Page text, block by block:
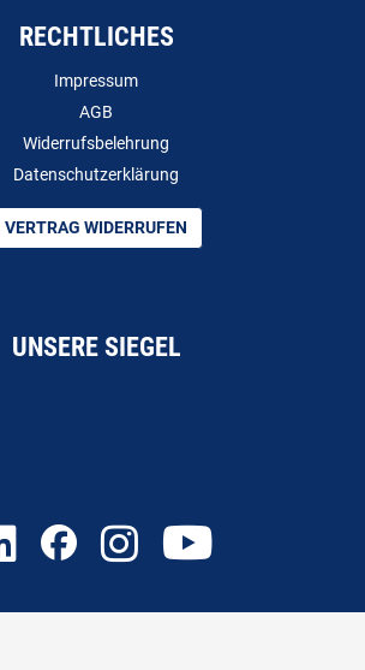
RECHTLICHES
Impressum
AGB
Widerrufsbelehrung
Datenschutzerklärung
VERTRAG WIDERRUFEN
UNSERE SIEGEL